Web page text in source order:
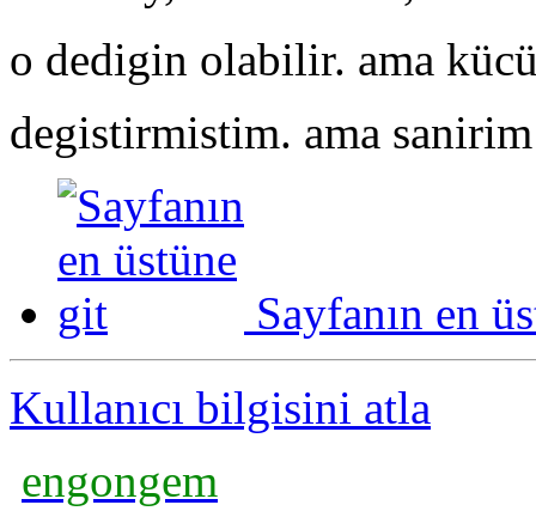
o dedigin olabilir. ama
degistirmistim. ama
Sayfanın en
Kullanıcı bilgisini atla
engongem